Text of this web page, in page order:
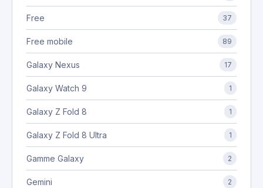
Free 37
Free mobile 89
Galaxy Nexus 17
Galaxy Watch 9 1
Galaxy Z Fold 8 1
Galaxy Z Fold 8 Ultra 1
Gamme Galaxy 2
Gemini 2